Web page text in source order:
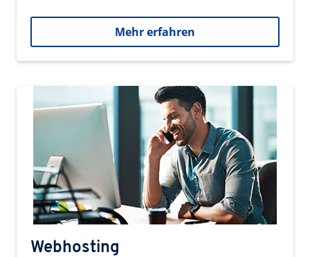
Mehr erfahren
Webhosting